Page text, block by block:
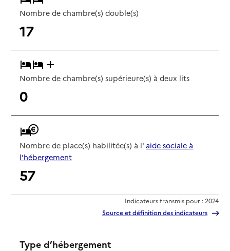
Nombre de chambre(s) double(s)
17
Nombre de chambre(s) supérieure(s) à deux lits
0
Nombre de place(s) habilitée(s) à l' aide sociale à
l'hébergement
57
Indicateurs transmis pour : 2024
Source et définition des indicateurs
Type d’hébergement